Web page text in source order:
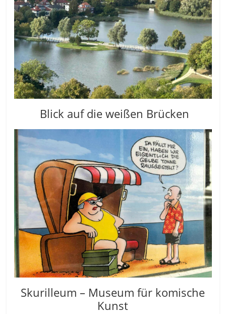
Blick auf die weißen Brücken
Skurilleum – Museum für komische
Kunst